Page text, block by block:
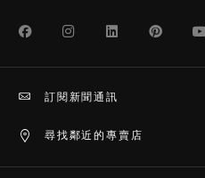
FacebookInstagramLinkedIn
尋找鄰近的專賣店
訂閱新聞通訊